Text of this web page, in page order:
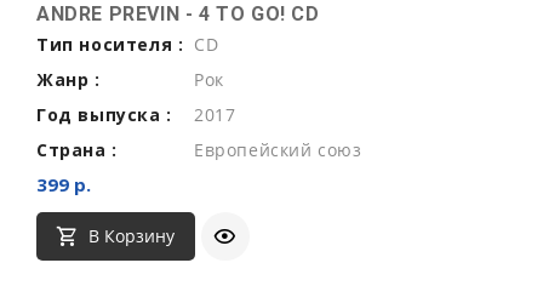
ANDRE PREVIN - 4 TO GO! CD
Тип носителя : CD
Жанр :
Рок
Год выпуска :
2017
Страна :
Европейский союз
399 р.
В Корзину